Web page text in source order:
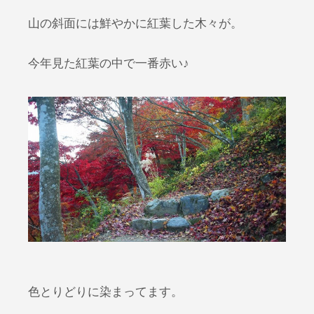
山の斜面には鮮やかに紅葉した木々が。
今年見た紅葉の中で一番赤い♪
色とりどりに染まってます。